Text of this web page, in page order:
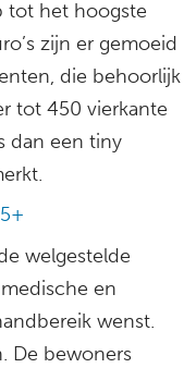
tot het hoogste
zijn er gemoeid
die behoorlijk
tot 450 vierkante
dan een tiny
welgestelde
en
wenst.
De bewoners